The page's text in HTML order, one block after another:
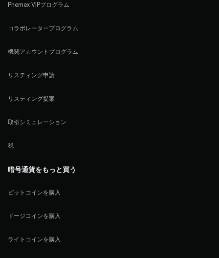
Phemex VIPプログラム
コラボレータープログラム
機関アカウントプログラム
リスティング申請
リスティング提案
取引シミュレーション
税
暗号通貨をもっと買う
ビットコインを購入
ドージコインを購入
ライトコインを購入